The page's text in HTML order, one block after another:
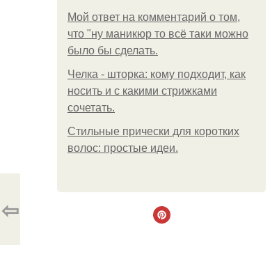
Мой ответ на комментарий о том,
что "ну маникюр то всё таки можно
было бы сделать.
Челка - шторка: кому подходит, как
носить и с какими стрижками
сочетать.
Стильные прически для коротких
волос: простые идеи.
⇦